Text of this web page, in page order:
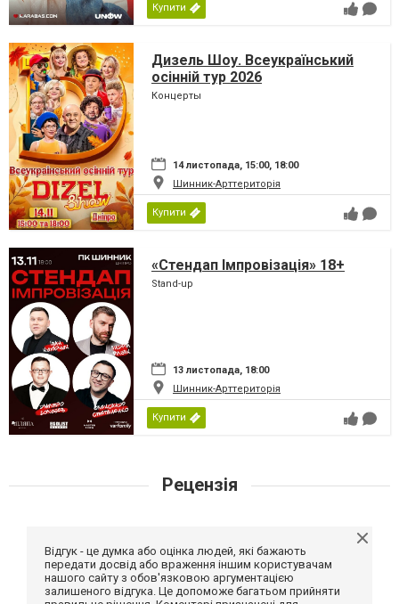
Купити
Дизель Шоу. Всеукраїнський
осінній тур 2026
Концерты
14 листопада, 15:00, 18:00
Шинник-Арттериторія
Купити
«Стендап Імпровізація» 18+
Stand-up
13 листопада, 18:00
Шинник-Арттериторія
Купити
Рецензія
Відгук - це думка або оцінка людей, які бажають
передати досвід або враження іншим користувачам
нашого сайту з обов'язковою аргументацією
залишеного відгука. Це допоможе багатьом прийняти